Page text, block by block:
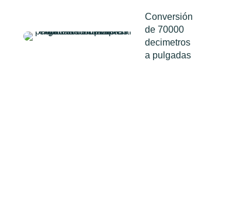
Conversión
de 70000
decimetros
a pulgadas